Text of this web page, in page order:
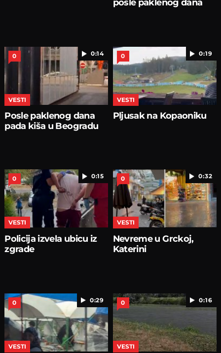
posle paklenog dana
0:14
0
VESTI
Posle paklenog dana
pada kiša u Beogradu
0:19
0
VESTI
Pljusak na Kopaoniku
0:15
0
VESTI
Policija izvela ubicu iz
zgrade
0:32
0
VESTI
Nevreme u Grckoj,
Katerini
0:29
0
VESTI
0:16
0
VESTI